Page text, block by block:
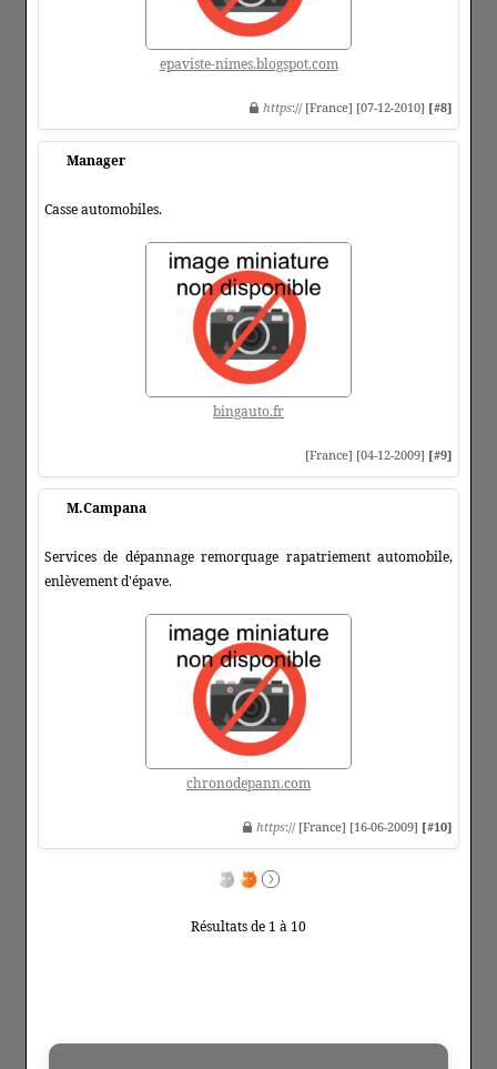
epaviste-nimes.blogspot.com
https:// [France] [07-12-2010] [#8]
Manager
Casse automobiles.
bingauto.fr
[France] [04-12-2009] [#9]
M.Campana
Services de dépannage remorquage rapatriement automobile,
enlèvement d'épave.
chronodepann.com
https:// [France] [16-06-2009] [#10]
Résultats de 1 à 10